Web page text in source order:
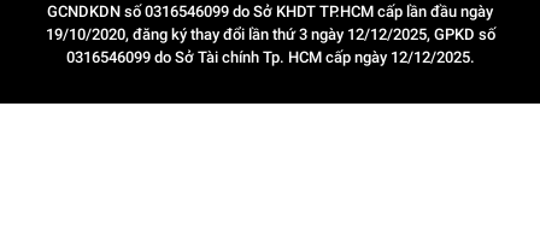
GCNDKDN số 0316546099 do Sở KHDT TP.HCM cấp lần đầu ngày
19/10/2020, đăng ký thay đổi lần thứ 3 ngày 12/12/2025, GPKD số
0316546099 do Sở Tài chính Tp. HCM cấp ngày 12/12/2025.